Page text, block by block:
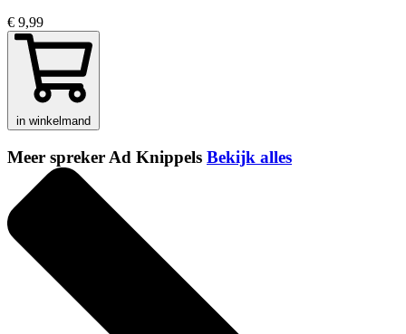
€ 9,99
in winkelmand
Meer spreker Ad Knippels Bekijk alles